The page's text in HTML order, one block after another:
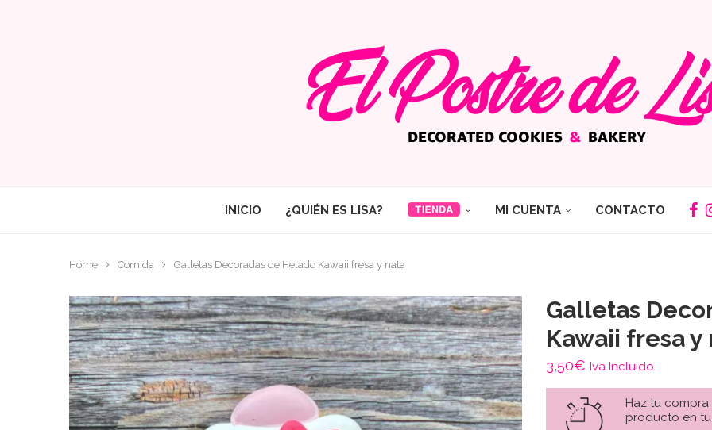
INICIO ¿QUIÉN ES LISA? MI CUENTA CONTACTO
Home Comida Galletas Decoradas de Helado Kawaii fresa y nata
Galletas
Kawaii fresa y
3,50€ Iva Incluido
Haz tu
producto en